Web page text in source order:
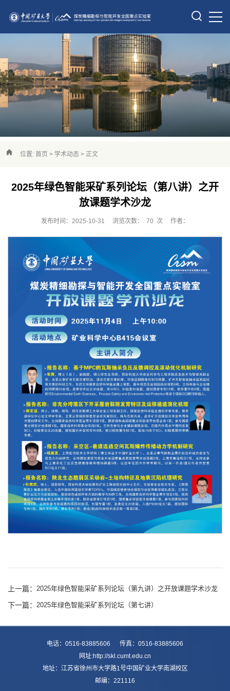
位置: 首页 > 学术动态 > 正文
2025年绿色智能采矿系列论坛（第八讲）之开
放课题学术沙龙
发布时间：2025-10-31 浏览次数： 70 次 作者：
上一篇： 2025年绿色智能采矿系列论坛（第九讲）之开放课题学术沙龙
下一篇： 2025年绿色智能采矿系列论坛（第七讲）
电话：0516-83885606 传真：0516-83885606
网址:http://skl.cumt.edu.cn
地址：江苏省徐州市大学路1号中国矿业大学南湖校区
邮编：221116